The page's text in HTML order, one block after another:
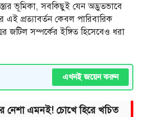
ভূমিকা, সবকিছুই যেন অদ্ভুতভাবে
এই প্রত্যাবর্তন কেবল পারিবারিক
জটিল সম্পর্কের ইঙ্গিত হিসেবেও ধরা
এখনই জয়েন করুন
নেশা এমনই! চোখে হিরে খচিত